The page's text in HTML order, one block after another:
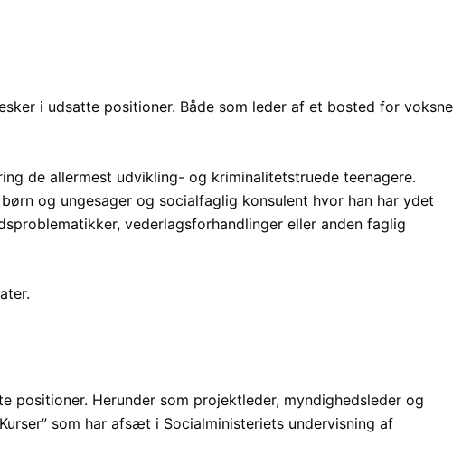
i udsatte positioner. Både som leder af et bosted for voksne
de allermest udvikling- og kriminalitetstruede teenagere.
og ungesager og socialfaglig konsulent hvor han har ydet
vederlagsforhandlinger eller anden faglig
positioner. Herunder som projektleder, myndighedsleder og
som har afsæt i Socialministeriets undervisning af